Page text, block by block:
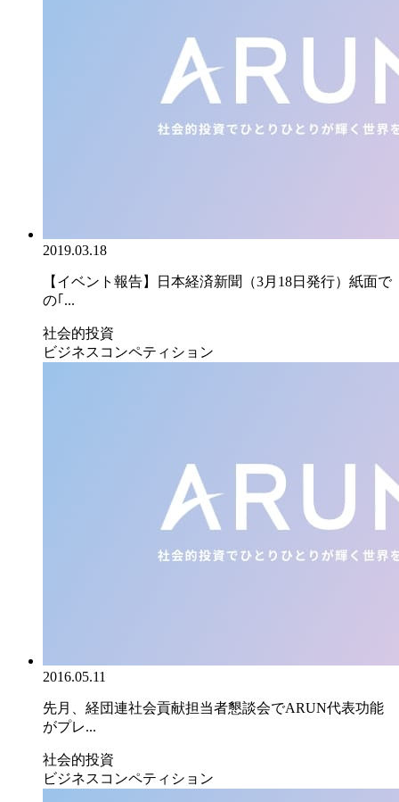
2019.03.18
【イベント報告】日本経済新聞（3月18日発行）紙面で
の｢...
社会的投資
ビジネスコンペティション
2016.05.11
先月、経団連社会貢献担当者懇談会でARUN代表功能
がプレ...
社会的投資
ビジネスコンペティション